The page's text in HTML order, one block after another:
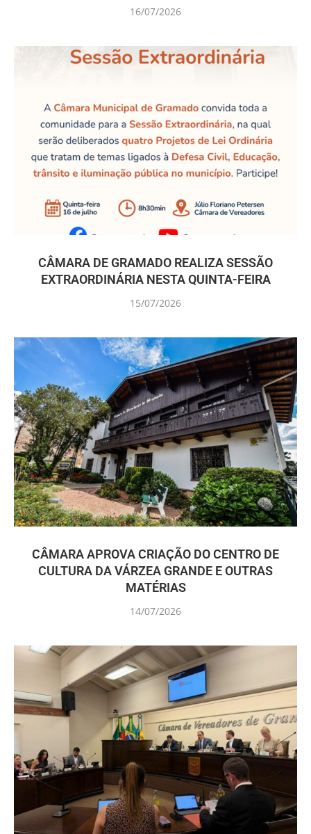
16/07/2026
CÂMARA DE GRAMADO REALIZA SESSÃO
EXTRAORDINÁRIA NESTA QUINTA-FEIRA
15/07/2026
CÂMARA APROVA CRIAÇÃO DO CENTRO DE
CULTURA DA VÁRZEA GRANDE E OUTRAS
MATÉRIAS
14/07/2026